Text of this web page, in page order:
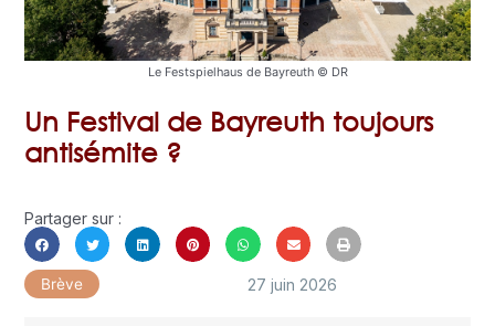
Le Festspielhaus de Bayreuth © DR
Un Festival de Bayreuth toujours
antisémite ?
Partager sur :
Brève 27 juin 2026